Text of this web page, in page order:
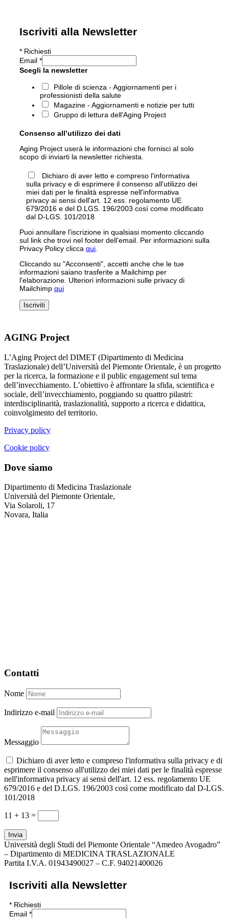
Iscriviti alla Newsletter
* Richiesti
Email *
Scegli la newsletter
Pillole di scienza - Aggiornamenti per i
professionisti della salute
Magazine - Aggiornamenti e notizie per tutti
Gruppo di lettura dell'Aging Project
Consenso all’utilizzo dei dati
Aging Project userà le informazioni che fornisci al solo
scopo di inviarti la newsletter richiesta.
Dichiaro di aver letto e compreso l'informativa
sulla privacy e di esprimere il consenso all'utilizzo dei
miei dati per le finalità espresse nell'informativa
privacy ai sensi dell'art. 12 ess. regolamento UE
679/2016 e del D.LGS. 196/2003 così come modificato
dal D-LGS. 101/2018
Puoi annullare l'iscrizione in qualsiasi momento cliccando
sul link che trovi nel footer dell'email. Per informazioni sulla
Privacy Policy clicca qui.
Cliccando su "Acconsenti", accetti anche che le tue
informazioni saiano trasferite a Mailchimp per
l'elaborazione. Ulteriori informazioni sulle privacy di
Mailchimp qui
AGING Project
L’Aging Project del DIMET (Dipartimento di Medicina
Traslazionale) dell’Università del Piemonte Orientale, è un progetto
per la ricerca, la formazione e il public engagement sul tema
dell’invecchiamento. L’obiettivo è affrontare la sfida, scientifica e
sociale, dell’invecchiamento, poggiando su quattro pilastri:
interdisciplinarità, traslazionalità, supporto a ricerca e didattica,
coinvolgimento del territorio.
Privacy policy
Cookie policy
Dove siamo
Dipartimento di Medicina Traslazionale
Università del Piemonte Orientale,
Via Solaroli, 17
Novara, Italia
Contatti
Nome
Indirizzo e-mail
Messaggio
Dichiaro di aver letto e compreso l'informativa sulla privacy e di
esprimere il consenso all'utilizzo dei miei dati per le finalità espresse
nell'informativa privacy ai sensi dell'art. 12 ess. regolamento UE
679/2016 e del D.LGS. 196/2003 così come modificato dal D-LGS.
101/2018
11 + 13 =
Invia
Università degli Studi del Piemonte Orientale “Amedeo Avogadro”
– Dipartimento di MEDICINA TRASLAZIONALE
Partita I.V.A. 01943490027 – C.F. 94021400026
Iscriviti alla Newsletter
* Richiesti
Email *